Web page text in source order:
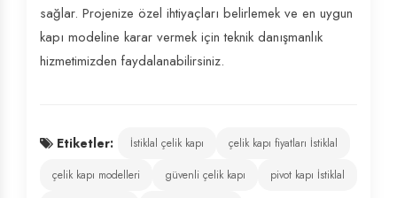
sağlar. Projenize özel ihtiyaçları belirlemek ve en uygun
kapı modeline karar vermek için teknik danışmanlık
hizmetimizden faydalanabilirsiniz.
Etiketler: İstiklal çelik kapı
çelik kapı fiyatları İstiklal
çelik kapı modelleri
güvenli çelik kapı
pivot kapı İstiklal